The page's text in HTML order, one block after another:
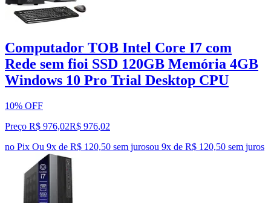
Computador TOB Intel Core I7 com
Rede sem fioi SSD 120GB Memória 4GB
Windows 10 Pro Trial Desktop CPU
10% OFF
Preço R$ 976,02R$ 976,02
no Pix Ou 9x de R$ 120,50 sem jurosou 9x de R$ 120,50 sem juros